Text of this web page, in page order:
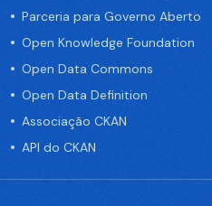
Parceria para Governo Aberto
Open Knowledge Foundation
Open Data Commons
Open Data Definition
Associação CKAN
API do CKAN